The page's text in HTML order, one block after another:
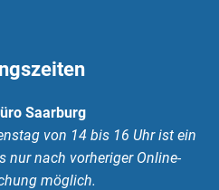
Saarburg
von 14 bis 16 Uhr ist ein
nur nach vorheriger Online-
möglich.